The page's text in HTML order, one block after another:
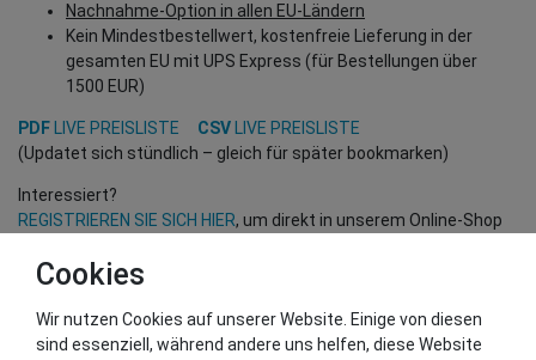
Nachnahme-Option in allen EU-Ländern
Kein Mindestbestellwert, kostenfreie Lieferung in der
gesamten EU mit UPS Express (für Bestellungen über
1500 EUR)
PDF LIVE PREISLISTE CSV
LIVE PREISLISTE
(Updatet sich stündlich – gleich für später bookmarken)
Interessiert?
REGISTRIEREN SIE SICH HIER, um direkt in unserem Online-Shop
(Nur für Wiederverkäufer und B2B Kunden – gültige EU UID
Cookies
Wir nutzen Cookies auf unserer Website. Einige von diesen
sind essenziell, während andere uns helfen, diese Website